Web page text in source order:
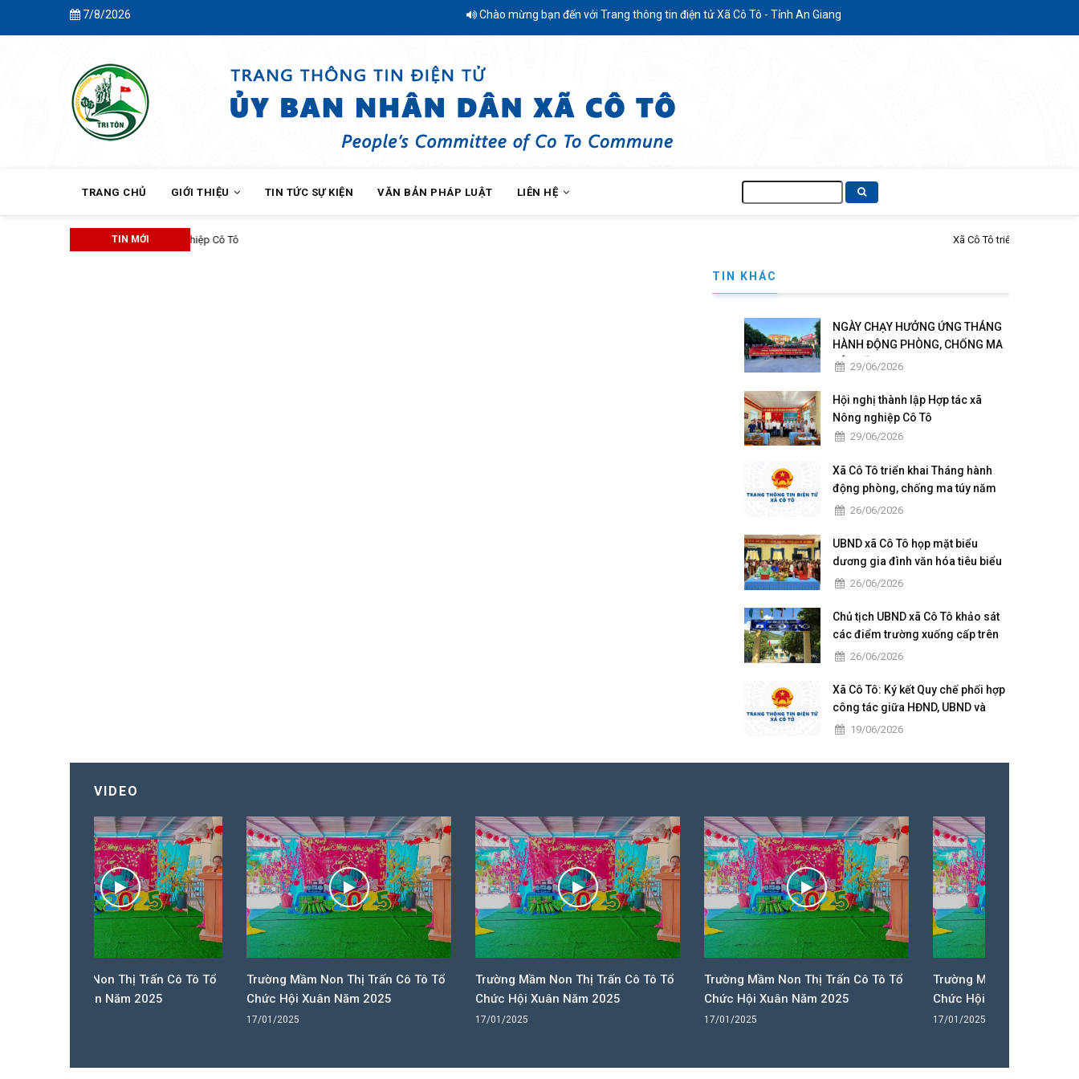
7/8/2026 Chào mừng bạn đến với Trang thông tin điện tử Xã Cô Tô - Tỉnh An Giang
NAVIGATION
TRANG CHỦ GIỚI THIỆU TIN TỨC SỰ KIỆN VĂN BẢN PHÁP LUẬT LIÊN HỆ
kiếm
TIN MỚI
TIN KHÁC
NGÀY CHẠY HƯỞNG ỨNG THÁNG
HÀNH ĐỘNG PHÒNG, CHỐNG MA
TÚY NĂM 2026
29/06/2026
Hội nghị thành lập Hợp tác xã
Nông nghiệp Cô Tô
29/06/2026
Xã Cô Tô triển khai Tháng hành
động phòng, chống ma túy năm
202626/06/2026
UBND xã Cô Tô họp mặt biểu
dương gia đình văn hóa tiêu biểu
năm 2026
26/06/2026
Chủ tịch UBND xã Cô Tô khảo sát
các điểm trường xuống cấp trên
địa bàn
26/06/2026
Xã Cô Tô: Ký kết Quy chế phối hợp
công tác giữa HĐND, UBND và
UBMTTQVN nhiệm kỳ 2026 – 2031
19/06/2026
VIDEO
Trường Mầm Non Thị Trấn Cô Tô Tổ
Chức Hội Xuân Năm 2025
Trường Mầm Non Thị Trấn Cô Tô Tổ
Chức Hội Xuân Năm 2025
Trường Mầm Non Thị Trấn Cô Tô Tổ
Chức Hội Xuân Năm 2025
Trường Mầm Non Thị Trấn Cô Tô Tổ
Chức Hội Xuân Năm 2025